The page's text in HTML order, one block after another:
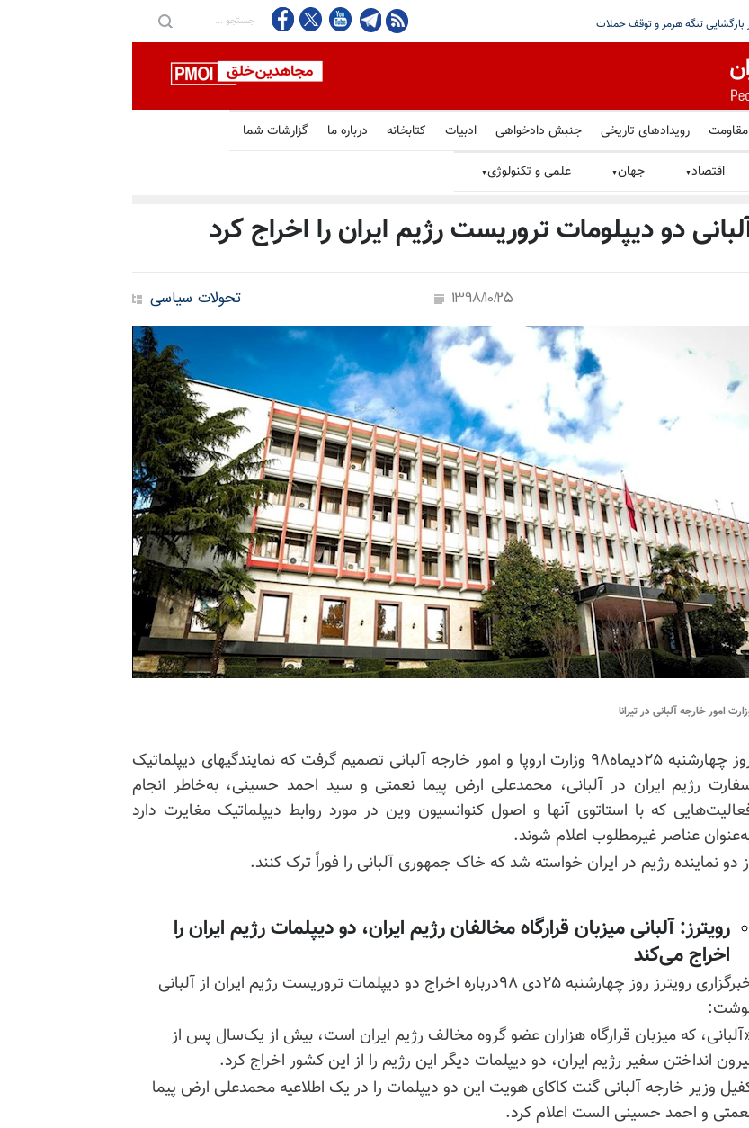
مرگباری گرفتار کرده است
رویدادهای تاریخی جنبش دادخواهی ادبیات کتابخانه درباره ما گزارشات شما
اقتصاد▼ جهان▼ علمی و تکنولوژی▼
دو دیپلومات تروریست رژیم ایران را اخراج کرد
تحولات سیاسی 1398/10/25
امور خارجه آلبانی در تیرانا
روز چهارشنبه ۲۵دیماه۹۸ وزارت اروپا و امور خارجه آلبانی تصمیم گرفت که نمایندگیهای دیپلماتیک
رژیم ایران در آلبانی، محمدعلی ارض پیما نعمتی و سید احمد حسینی، به‌خاطر انجام
که با استاتوی آنها و اصول کنوانسیون وین در مورد روابط دیپلماتیک مغایرت دارد
عناصر غیرمطلوب اعلام شوند.
دو نماینده رژیم در ایران خواسته شد که خاک جمهوری آلبانی را فوراً ترک کنند.
رویترز: آلبانی میزبان قرارگاه مخالفان رژیم ایران، دو دیپلمات رژیم ایران را
اخراج می‌کند
خبرگزاری رویترز روز چهارشنبه ۲۵دی ۹۸درباره اخراج دو دیپلمات تروریست رژیم ایران از آلبانی
که میزبان قرارگاه هزاران عضو گروه مخالف رژیم ایران است، بیش از یک‌سال پس از
انداختن سفیر رژیم ایران، دو دیپلمات دیگر این رژیم را از این کشور اخراج کرد.
وزیر خارجه آلبانی گنت کاکای هویت این دو دیپلمات را در یک اطلاعیه محمدعلی ارض پیما
و احمد حسینی الست اعلام کرد.